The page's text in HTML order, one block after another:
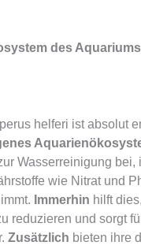
des Aquariums
helferi ist absolut
Wasserreinigung bei,
wie Nitrat und
Immerhin hilft dies,
reduzieren und sorgt
Zusätzlich bieten ihre